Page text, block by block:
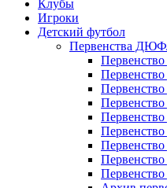
Клубы
Игроки
Детский футбол
Первенства